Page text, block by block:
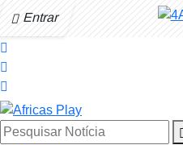
Entrar
Pesquisar Notícia